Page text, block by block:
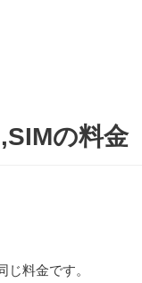
の料金
料金です。